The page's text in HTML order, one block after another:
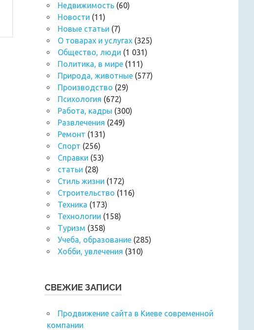
Недвижимость (60)
Новости (11)
Новые статьи (7)
О товарах и услугах (325)
Общество, люди (1 031)
Политика, в мире (111)
Природа, животные (577)
Производство (29)
Психология (672)
Работа, кадры (300)
Развлечения (249)
Ремонт (131)
Спорт (256)
Справки (53)
статьи (28)
Стиль жизни (172)
Строительство (116)
Техника (173)
Технологии (158)
Туризм (358)
Учеба, образование (285)
Хобби, увлечения (310)
СВЕЖИЕ ЗАПИСИ
Продвижение сайта в Киеве современной
компании